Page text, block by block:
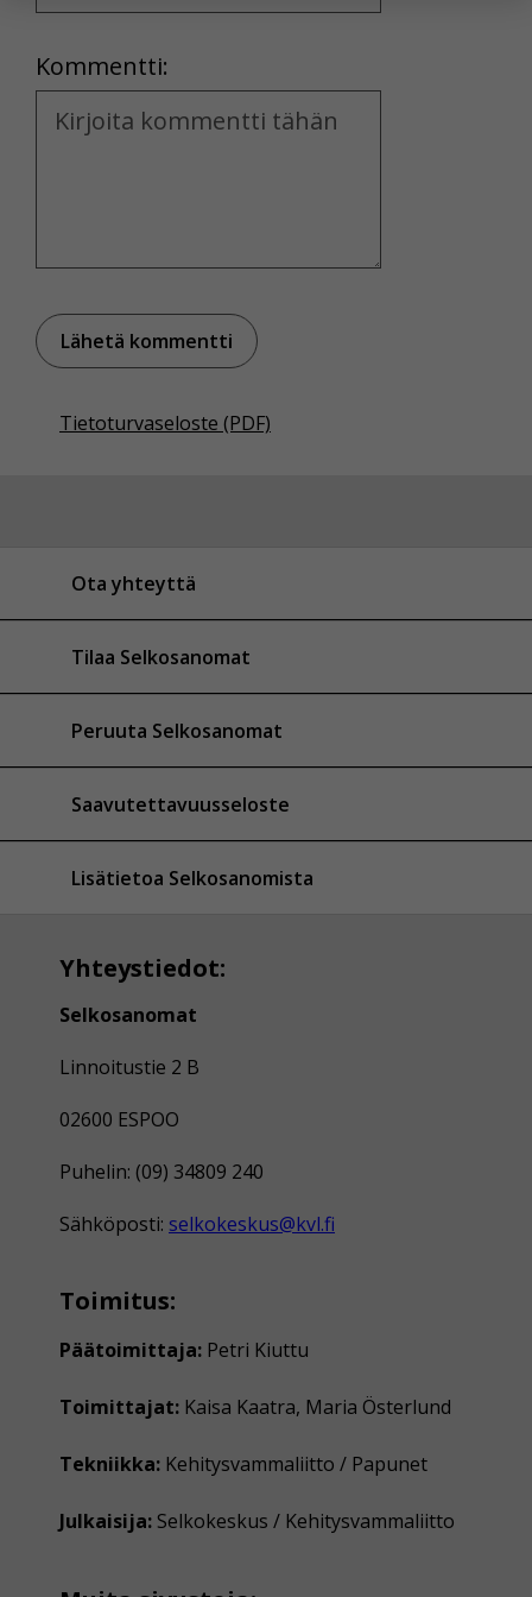
Kommentti:
Kommentti
Tietoturvaseloste (PDF)
Ota yhteyttä
Tilaa Selkosanomat
Peruuta Selkosanomat
Saavutettavuusseloste
Lisätietoa Selkosanomista
Yhteystiedot:
Selkosanomat
Linnoitustie 2 B
02600 ESPOO
Puhelin: (09) 34809 240
Sähköposti: selkokeskus@kvl.fi
Toimitus:
Päätoimittaja: Petri Kiuttu
Toimittajat: Kaisa Kaatra, Maria Österlund
Tekniikka: Kehitysvammaliitto / Papunet
Julkaisija: Selkokeskus / Kehitysvammaliitto
yksittäiseen käyttäjään.
Voit valita, hyväksytkö näiden evästeiden käytön.